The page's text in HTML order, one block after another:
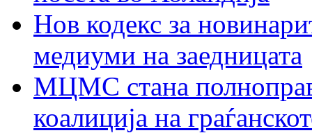
Нов кодекс за
медиуми на заедницата
МЦМС стана
коалиција на